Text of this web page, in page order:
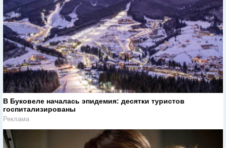
В Буковеле началась эпидемия: десятки туристов
госпитализированы
Реклама